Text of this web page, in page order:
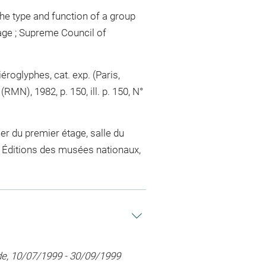
type and function of a group
; Supreme Council of
cat. exp. (Paris,
1982, p. 150, ill. p. 150, N°
du premier étage, salle du
des musées nationaux,
10/07/1999 - 30/09/1999